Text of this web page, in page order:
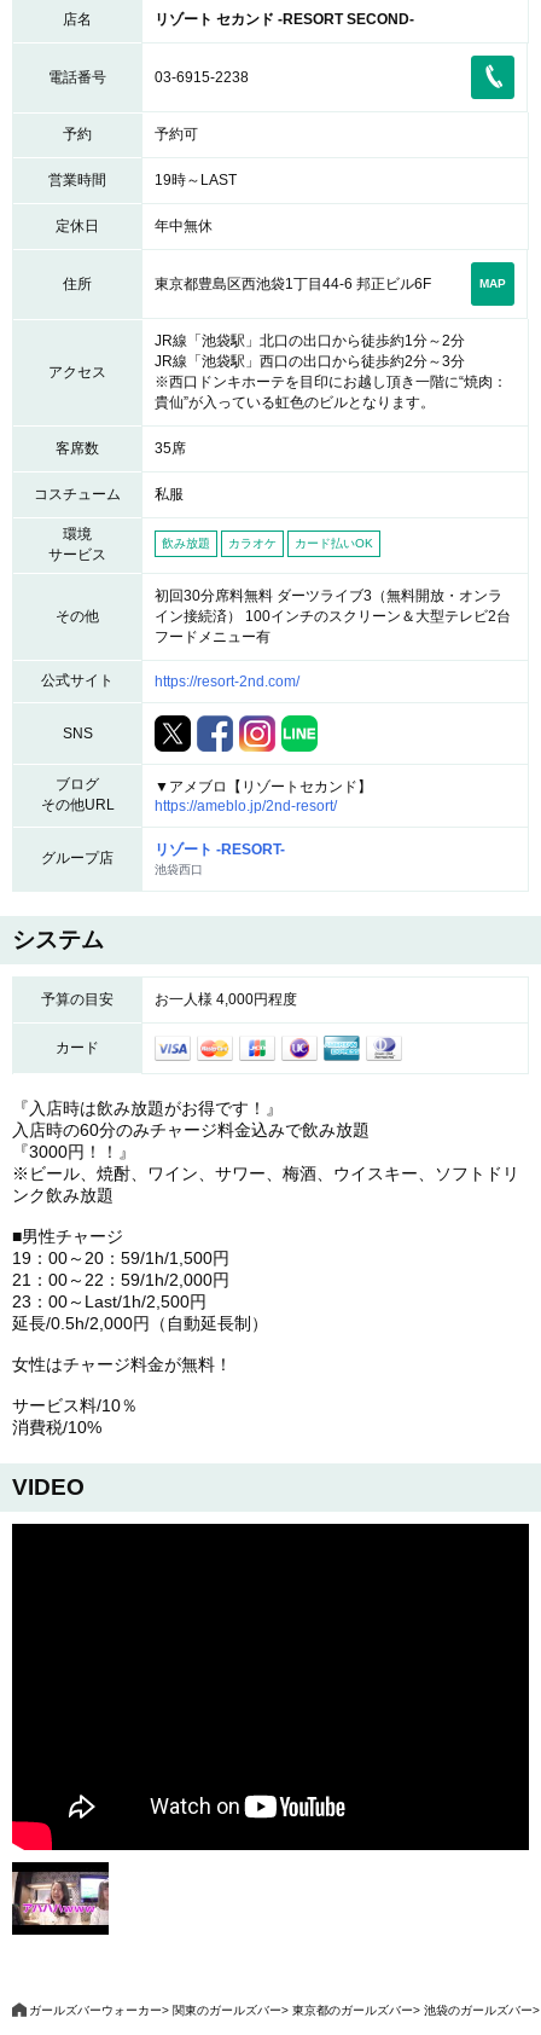
店名 リゾート セカンド -RESORT SECOND-
電話番号 03-6915-2238
予約 予約可
営業時間 19時～LAST
定休日 年中無休
住所 東京都豊島区西池袋1丁目44-6 邦正ビル6F MAP
アクセス
JR線「池袋駅」北口の出口から徒歩約1分～2分
JR線「池袋駅」西口の出口から徒歩約2分～3分
※西口ドンキホーテを目印にお越し頂き一階に“焼肉：
貴仙”が入っている虹色のビルとなります。
客席数 35席
コスチューム 私服
環境
サービス
飲み放題 カラオケ カード払いOK
その他
初回30分席料無料 ダーツライブ3（無料開放・オンラ
イン接続済） 100インチのスクリーン＆大型テレビ2台
フードメニュー有
公式サイト https://resort-2nd.com/
SNS
ブログ
その他URL
▼アメブロ【リゾートセカンド】
https://ameblo.jp/2nd-resort/
グループ店 リゾート -RESORT-
池袋西口
システム
予算の目安 お一人様 4,000円程度
カード
『入店時は飲み放題がお得です！』
入店時の60分のみチャージ料金込みで飲み放題
『3000円！！』
※ビール、焼酎、ワイン、サワー、梅酒、ウイスキー、ソフトドリ
ンク飲み放題
■男性チャージ
19：00～20：59/1h/1,500円
21：00～22：59/1h/2,000円
23：00～Last/1h/2,500円
延長/0.5h/2,000円（自動延長制）
女性はチャージ料金が無料！
サービス料/10％
消費税/10%
VIDEO
ガールズバーウォーカー 関東のガールズバー 東京都のガールズバー 池袋のガールズバー